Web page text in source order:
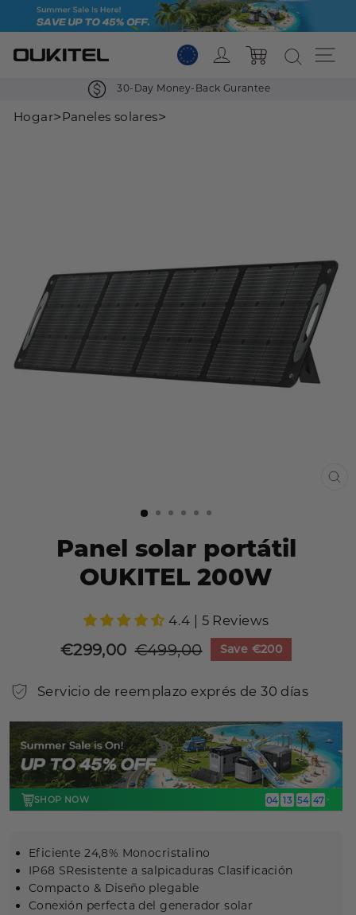
Saltar
al
contenido
Acceso
Carro
30-Day Money-Back Gurantee
Hogar>Paneles solares>
Panel solar portátil
OUKITEL 200W
4.4 | 5 Reviews
Precio
venta
€299,00
Precio
€499,00 Save €200
Servicio de reemplazo exprés de 30 días
SHOP NOW 04: 13 : 54: 46 >
Eficiente 24,8% Monocristalino
IP68 SResistente a salpicaduras Clasificación
Compacto & Diseño plegable
Conexión perfecta del generador solar